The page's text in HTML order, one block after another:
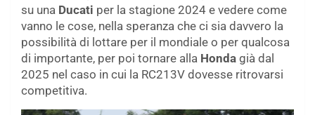
su una Ducati per la stagione 2024 e vedere come
vanno le cose, nella speranza che ci sia davvero la
possibilità di lottare per il mondiale o per qualcosa
di importante, per poi tornare alla Honda già dal
2025 nel caso in cui la RC213V dovesse ritrovarsi
competitiva.